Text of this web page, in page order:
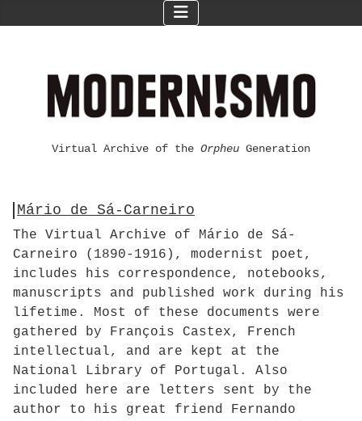
Virtual Archive of the Orpheu Generation
Mário de Sá-Carneiro
The Virtual Archive of Mário de Sá-
Carneiro (1890-1916), modernist poet,
includes his correspondence, notebooks,
manuscripts and published work during his
lifetime. Most of these documents were
gathered by François Castex, French
intellectual, and are kept at the
National Library of Portugal. Also
included here are letters sent by the
author to his great friend Fernando